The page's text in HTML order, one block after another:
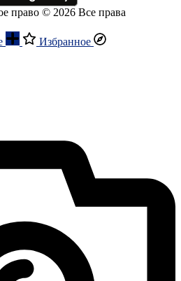
право © 2026 Все права
Избранное